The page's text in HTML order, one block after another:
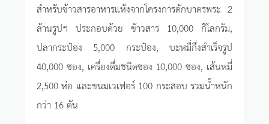
สำหรับข้าวสารอาหารแห้งจากโครงการตักบาตรพระ 2
ล้านรูปฯ ประกอบด้วย ข้าวสาร 10,000 กิโลกรัม,
ปลากระป๋อง 5,000 กระป๋อง, บะหมี่กึ่งสำเร็จรูป
40,000 ซอง, เครื่องดื่มชนิดซอง 10,000 ซอง, เส้นหมี่
2,500 ห่อ และขนมเวเฟอร์ 100 กระสอบ รวมน้ำหนัก
กว่า 16 ตัน